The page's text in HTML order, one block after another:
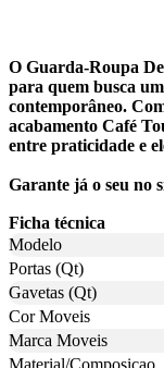
O Guarda-Roupa
para quem busca
contemporâneo.
acabamento Café
entre praticidade e
Garante já o seu no
Ficha técnica
Modelo
Portas (Qt)
Gavetas (Qt)
Cor Moveis
Marca Moveis